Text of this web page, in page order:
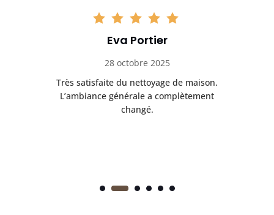
Eva Portier
28 octobre 2025
Très satisfaite du nettoyage de maison.
L’ambiance générale a complètement
changé.